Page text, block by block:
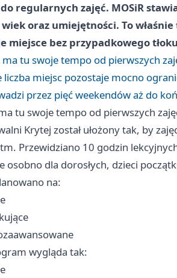
regularnych zajęć. MOSiR
oraz umiejętności. To
miejsce bez przypadkowego
tu swoje tempo od pierwszych
liczba miejsc pozostaje mocno
przez pięć weekendów aż do
tu swoje tempo od pierwszych
Krytej został ułożony tak, by
Przewidziano 10 godzin
osobno dla dorosłych, dzieci
na:
wygląda tak: